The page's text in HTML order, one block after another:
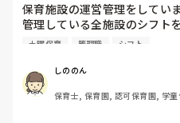
保育施設の運営管理をしていま
管理している全施設のシフト
曜保育だけは入れる方が少な
て入職しているはずですが、
出勤が出来ない方ばかりです。
土曜保育 管理職 シフト
しののん
保育士, 保育園, 認可保育園, 学童